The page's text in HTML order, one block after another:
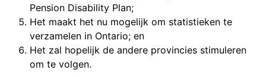
Pension Disability Plan;
Het maakt het nu mogelijk om statistieken te
verzamelen in Ontario; en
Het zal hopelijk de andere provincies stimuleren
om te volgen.